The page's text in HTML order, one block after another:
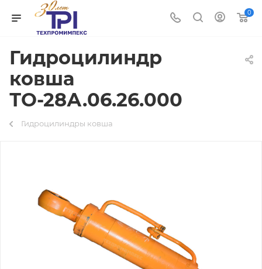
0
Гидроцилиндр
ковша
ТО-28А.06.26.000
Гидроцилиндры ковша